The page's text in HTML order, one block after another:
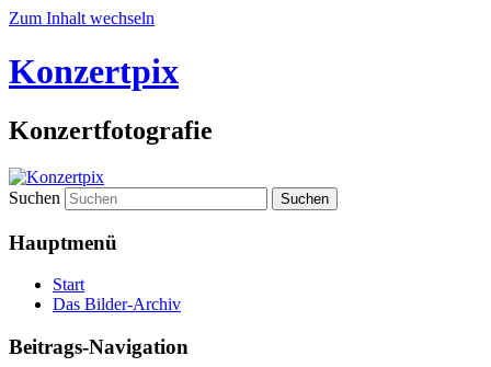
Zum Inhalt wechseln
Konzertpix
Konzertfotografie
Suchen
Hauptmenü
Start
Das Bilder-Archiv
Beitrags-Navigation